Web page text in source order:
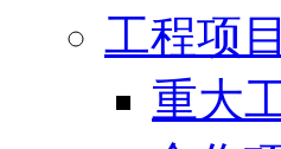
工程项目
重大